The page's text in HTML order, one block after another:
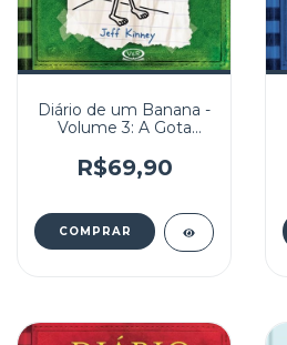
Diário de um Banana -
Volume 3: A Gota
R$69,90